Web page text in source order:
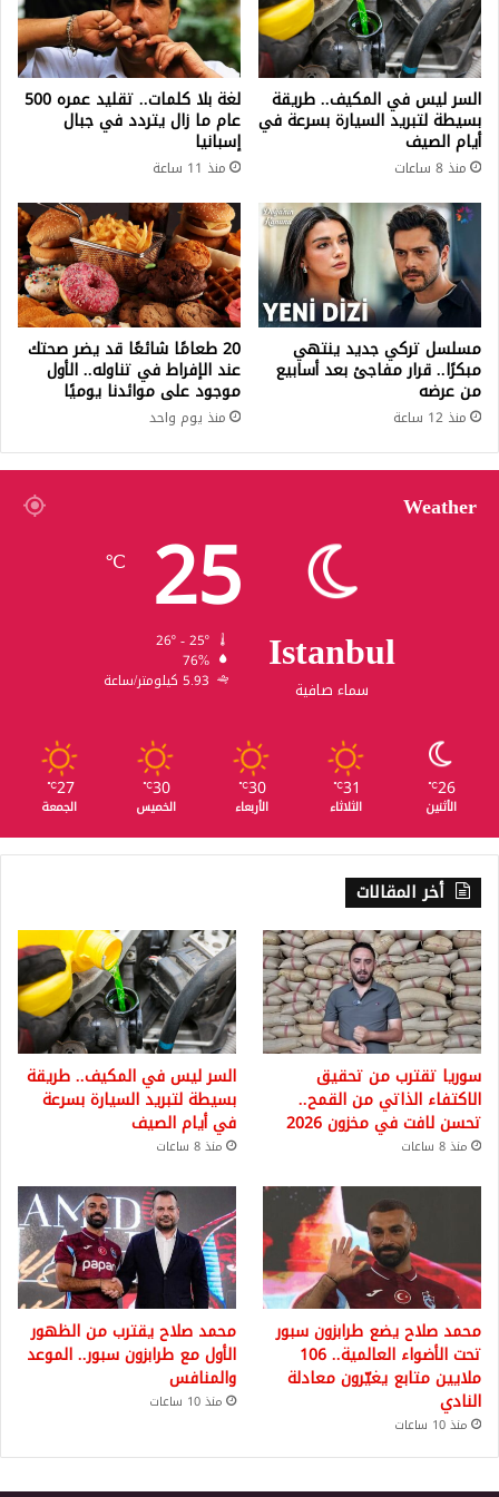
السر ليس في المكيف.. طريقة
بسيطة لتبريد السيارة بسرعة في
أيام الصيف
منذ 8 ساعات
لغة بلا كلمات.. تقليد عمره 500
عام ما زال يتردد في جبال
إسبانيا
منذ 11 ساعة
مسلسل تركي جديد ينتهي
مبكرًا.. قرار مفاجئ بعد أسابيع
من عرضه
منذ 12 ساعة
20 طعامًا شائعًا قد يضر صحتك
عند الإفراط في تناوله.. الأول
موجود على موائدنا يوميًا
منذ يوم واحد
Weather
Istanbul
سماء صافية
25
℃
76%
5.93 كيلومتر/ساعة
26
℃
الأثنين
31
℃
الثلاثاء
30
℃
الأربعاء
30
℃
الخميس
27
℃
الجمعة
أخر المقالات
سوريا تقترب من تحقيق
الاكتفاء الذاتي من القمح..
تحسن لافت في مخزون 2026
منذ 8 ساعات
السر ليس في المكيف.. طريقة
بسيطة لتبريد السيارة بسرعة
في أيام الصيف
منذ 8 ساعات
محمد صلاح يضع طرابزون سبور
تحت الأضواء العالمية.. 106
ملايين متابع يغيّرون معادلة
النادي
منذ 10 ساعات
محمد صلاح يقترب من الظهور
الأول مع طرابزون سبور.. الموعد
والمنافس
منذ 10 ساعات